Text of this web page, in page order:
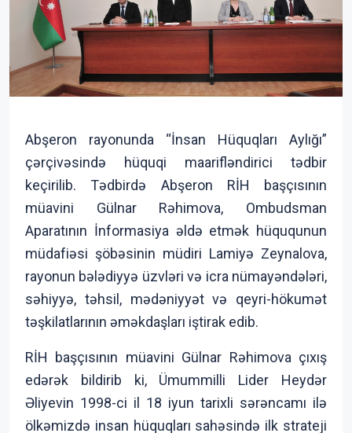
Abşeron rayonunda “İnsan Hüquqları Aylığı”
çərçivəsində hüquqi maarifləndirici tədbir
keçirilib. Tədbirdə Abşeron RİH başçısının
müavini Gülnar Rəhimova, Ombudsman
Aparatının İnformasiya əldə etmək hüququnun
müdafiəsi şöbəsinin müdiri Lamiyə Zeynalova,
rayonun bələdiyyə üzvləri və icra nümayəndələri,
səhiyyə, təhsil, mədəniyyət və qeyri-hökumət
təşkilatlarının əməkdaşları iştirak edib.
RİH başçısının müavini Gülnar Rəhimova çıxış
edərək bildirib ki, Ümummilli Lider Heydər
Əliyevin 1998-ci il 18 iyun tarixli sərəncamı ilə
ölkəmizdə insan hüquqları sahəsində ilk strateji